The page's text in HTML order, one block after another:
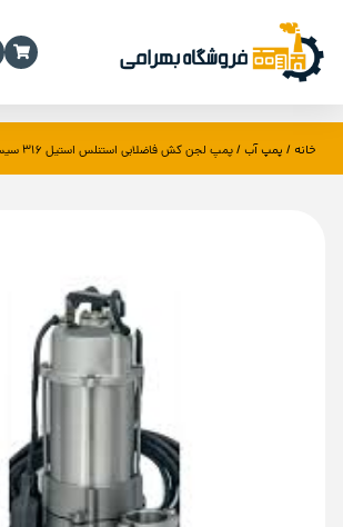
خانه / پمپ آب/ پمپ لجن کش فاضلابی استنلس استیل 316 سیستما مدل TP 316-130/S